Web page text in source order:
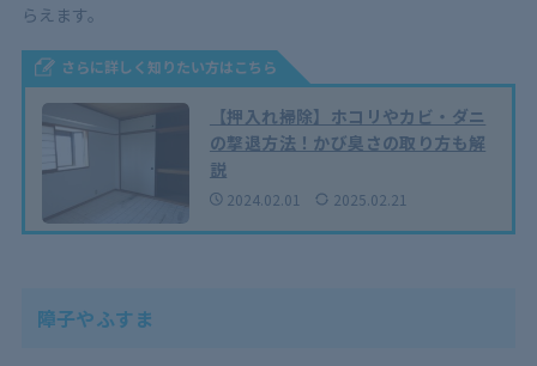
らえます。
さらに詳しく知りたい方はこちら
【押入れ掃除】ホコリやカビ・ダニ
の撃退方法！かび臭さの取り方も解
説
2024.02.01 2025.02.21
障子やふすま